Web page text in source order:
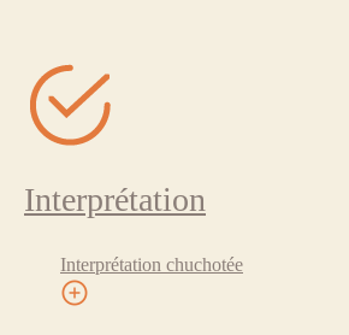
Interprétation
Interprétation chuchotée